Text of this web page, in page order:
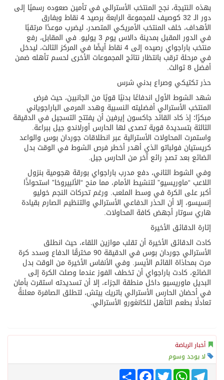
بهذه النتيجة، نجح المنتخب الأسترالي في تأمين صعوده رسميًا إلى
دور الـ 32 كوصيف للمجموعة الرابعة برصيد 4 نقاط وبفارق
الأهداف، خلف المنتخب الأمريكي المتصدر، ليضرب موعدًا مرتقبًا
في الدور المقبل بمدينة دالاس يوم 3 يوليو. في المقابل، رفع
منتخب باراجواي رصيده إلى 4 نقاط أيضًا في المركز الثالث، ليدخل
في مرحلة ترقب بانتظار نتائج المجموعات الأخرى لحسم تأهله ضمن
أفضل 8 ثوالث.
حذر تكتيكي وصراع بدني شرس
شهد الشوط الأول اندفاعًا بدنيًا قويًا من الجانبين، حيث فرض
المنتخب الأسترالي أفضليته النسبية وهدد المرمى الباراجوياني
مبكرًا؛ إذ كاد القائد جاكسون إيرفين أن يفتتح التسجيل في الدقيقة
الثالثة بتسديدة قوية تصدى لها الحارس أورلاندو جيل ببراعة.
واستمرت المحاولات الأسترالية عبر انطلاقات جوردان بوس والواعد
كريستيان فولباتو الذي أهدر أخطر فرص الشوط في الوقت بدل
الضائع بعد تصدٍ رائع آخر من الحارس جيل.
وفي الشوط الثاني، دفع مدرب باراجواي بورقة هجومية بنزول
اللاعب “ماوريسيو” لتنشيط الأمام، مما منح “الألبيروخا” استحواذًا
أكبر على الكرة في وسط الملعب. ورغم تحركات النجم خوليو
إنسيسو، إلا أن الحذر الدفاعي الأسترالي والتنظيم الصارم بقيادة
هاري سوتار أجهض كافة المحاولات.
إثارة الدقائق الأخيرة
كادت الدقائق الأخيرة أن تقلب موازين اللقاء، حيث انطلق
الأسترالي جوردان بوس في الدقيقة 90 مخترقًا الدفاع وسدد كرة
مرت بمحاذاة القائم الأيسر. وفي الأنفاس الأخيرة من الوقت بدل
الضائع، كادت باراجواي أن تخطف الفوز عندما وصلت الكرة إلى
البديل ماوريسيو داخل منطقة الجزاء، إلا أن تسديدته استقرت بأمان
في أحضان الحارس الأسترالي باتريك بيتش، لتطلق الصافرة معلنةً
تعادلًا بطعم التأهل للكانغورو الأسترالي.
أخبار الرياضة
لا يوجد وسوم
انشر
FacebookTwitter
WhatsAppTelegram